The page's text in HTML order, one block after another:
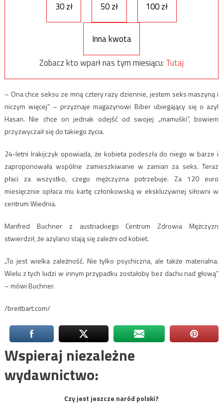
30 zł 50 zł 100 zł
Inna kwota
Zobacz kto wparł nas tym miesiącu: Tutaj
– Ona chce seksu ze mną cztery razy dziennie, jestem seks maszyną i
niczym więcej” – przyznaje magazynowi Biber ubiegający się o azyl
Hasan. Nie chce on jednak odejść od swojej „mamuśki”, bowiem
przyzwyczaił się do takiego życia.
24-letni Irakijczyk opowiada, że kobieta podeszła do niego w barze i
zaproponowała wspólne zamieszkiwanie w zamian za seks. Teraz
płaci za wszystko, czego mężczyzna potrzebuje. Za 120 euro
miesięcznie opłaca mu kartę członkowską w ekskluzywnej siłowni w
centrum Wiednia.
Manfred Buchner z austriackiego Centrum Zdrowia Mężczyzn
stwierdził, że azylanci stają się zależni od kobiet.
„To jest wielka zależność. Nie tylko psychiczna, ale także materialna.
Wielu z tych ludzi w innym przypadku zostałoby bez dachu nad głową”
– mówi Buchner.
/breitbart.com/
Wspieraj niezależne
wydawnictwo:
Czy jest jeszcze naród polski?